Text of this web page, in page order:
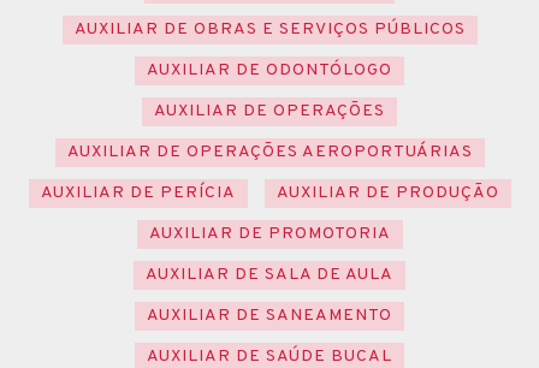
AUXILIAR DE OBRAS E SERVIÇOS PÚBLICOS
AUXILIAR DE ODONTÓLOGO
AUXILIAR DE OPERAÇÕES
AUXILIAR DE OPERAÇÕES AEROPORTUÁRIAS
AUXILIAR DE PERÍCIA
AUXILIAR DE PRODUÇÃO
AUXILIAR DE PROMOTORIA
AUXILIAR DE SALA DE AULA
AUXILIAR DE SANEAMENTO
AUXILIAR DE SAÚDE BUCAL